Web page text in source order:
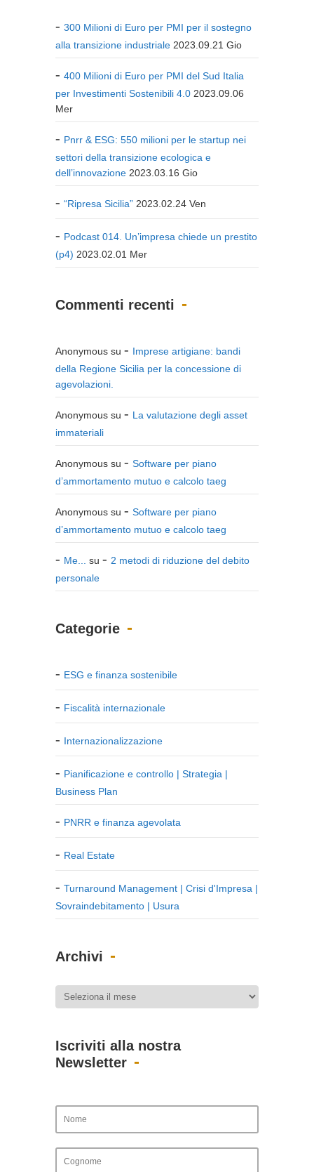
300 Milioni di Euro per PMI per il sostegno
alla transizione industriale 2023.09.21 Gio
400 Milioni di Euro per PMI del Sud Italia
per Investimenti Sostenibili 4.0 2023.09.06
Mer
Pnrr & ESG: 550 milioni per le startup nei
settori della transizione ecologica e
dell’innovazione 2023.03.16 Gio
“Ripresa Sicilia” 2023.02.24 Ven
Podcast 014. Un’impresa chiede un prestito
(p4) 2023.02.01 Mer
Commenti recenti
Anonymous su
Imprese artigiane: bandi
della Regione Sicilia per la concessione di
agevolazioni.
Anonymous su
La valutazione degli asset
immateriali
Anonymous su
Software per piano
d’ammortamento mutuo e calcolo taeg
Anonymous su
Software per piano
d’ammortamento mutuo e calcolo taeg
Me... su
2 metodi di riduzione del debito
personale
Categorie
ESG e finanza sostenibile
Fiscalità internazionale
Internazionalizzazione
Pianificazione e controllo | Strategia |
Business Plan
PNRR e finanza agevolata
Real Estate
Turnaround Management | Crisi d'Impresa |
Sovraindebitamento | Usura
Archivi
Iscriviti alla nostra
Newsletter